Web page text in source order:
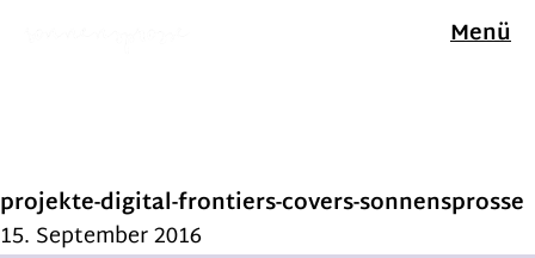
Menü
projekte-digital-frontiers-covers-sonnensprosse
15. September 2016